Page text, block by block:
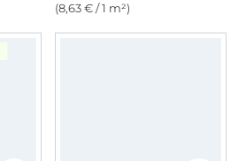
(8,63 € / 1 m²)